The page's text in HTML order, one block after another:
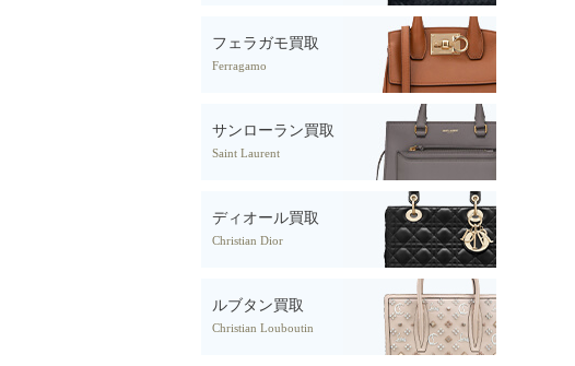
フェラガモ買取
Ferragamo
サンローラン買取
Saint Laurent
ディオール買取
Christian Dior
ルブタン買取
Christian Louboutin